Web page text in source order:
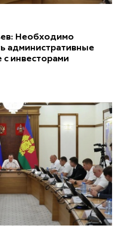
Необходимо
административные
инвесторами